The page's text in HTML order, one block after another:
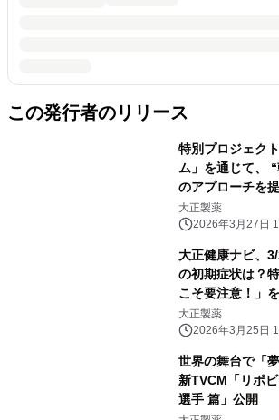
この発行者のリリース
特別プロジェク
ム」を通じて、
のアプローチを
大正製薬
2026年3月27日
大正健康ナビ、
の初期症状は？
こそ要注意！」
大正製薬
2026年3月25日
世界の舞台で「
新TVCM「リポ
選手 篇」公開